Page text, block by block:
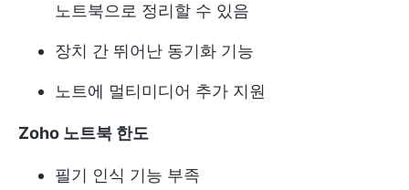
노트북으로 정리할 수 있음
장치 간 뛰어난 동기화 기능
노트에 멀티미디어 추가 지원
Zoho 노트북 한도
필기 인식 기능 부족